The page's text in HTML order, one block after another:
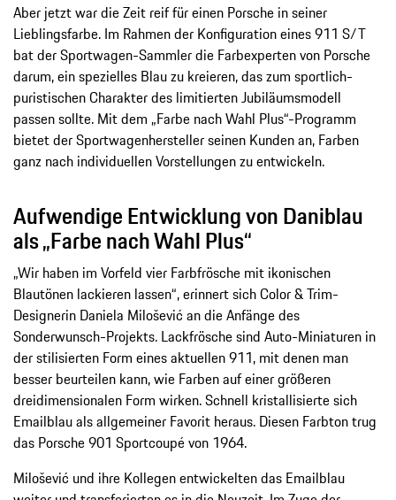
Aber jetzt war die Zeit reif für einen Porsche in seiner
Lieblingsfarbe. Im Rahmen der Konfiguration eines 911 S/T
bat der Sportwagen-Sammler die Farbexperten von Porsche
darum, ein spezielles Blau zu kreieren, das zum sportlich-
puristischen Charakter des limitierten Jubiläumsmodell
passen sollte. Mit dem „Farbe nach Wahl Plus“-Programm
bietet der Sportwagenhersteller seinen Kunden an, Farben
ganz nach individuellen Vorstellungen zu entwickeln.
Aufwendige Entwicklung von Daniblau
als „Farbe nach Wahl Plus“
„Wir haben im Vorfeld vier Farbfrösche mit ikonischen
Blautönen lackieren lassen“, erinnert sich Color & Trim-
Designerin Daniela Milošević an die Anfänge des
Sonderwunsch-Projekts. Lackfrösche sind Auto-Miniaturen in
der stilisierten Form eines aktuellen 911, mit denen man
besser beurteilen kann, wie Farben auf einer größeren
dreidimensionalen Form wirken. Schnell kristallisierte sich
Emailblau als allgemeiner Favorit heraus. Diesen Farbton trug
das Porsche 901 Sportcoupé von 1964.
Milošević und ihre Kollegen entwickelten das Emailblau